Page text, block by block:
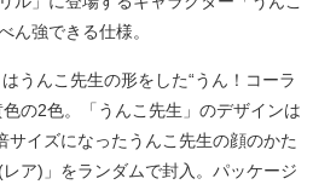
ん強できる仕様。
うんこ先生の形をした“うん！コーラ
の2色。「うんこ先生」のデザインは
イズになったうんこ先生の顔のかた
ア)」をランダムで封入。パッケージ